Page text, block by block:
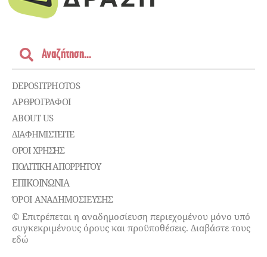
DEPOSITPHOTOS
ΑΡΘΡΟΓΡΑΦΟΙ
ABOUT US
ΔΙΑΦΗΜΙΣΤΕΊΤΕ
ΌΡΟΙ ΧΡΉΣΗΣ
ΠΟΛΙΤΙΚΉ ΑΠΟΡΡΉΤΟΥ
ΕΠΙΚΟΙΝΩΝΊΑ
ΌΡΟΙ ΑΝΑΔΗΜΟΣΙΕΥΣΗΣ
© Επιτρέπεται η αναδημοσίευση περιεχομένου μόνο υπό
συγκεκριμένους όρους και προϋποθέσεις. Διαβάστε τους
εδώ